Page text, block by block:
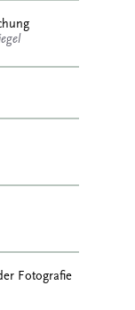
Fotografie